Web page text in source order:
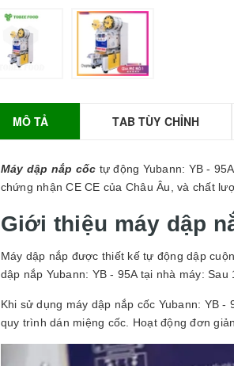
MÔ TẢ TAB TÙY CHỈNH
Máy dập nắp cốc tự động Yubann: YB -
chứng nhận CE CE của Châu Âu, và chất
Giới thiệu máy dập
Máy dập nắp được thiết kế tự động dập
dập nắp Yubann: YB - 95A tại nhà máy:
Khi sử dụng máy dập nắp cốc Yubann: YB
quy trình dán miệng cốc. Hoạt động đơn
BỘT SỮA TOBEE
THANH VỊ - 300g -
TOBEE FOOD | Bột
TOBEE FOOD
BIỆT 50G - ROYAL I
NGUYÊN LIỆU PHA
12.000₫
25.000₫